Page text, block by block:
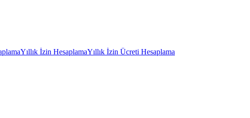
Yıllık İzin HesaplamaYıllık İzin Ücreti Hesaplama